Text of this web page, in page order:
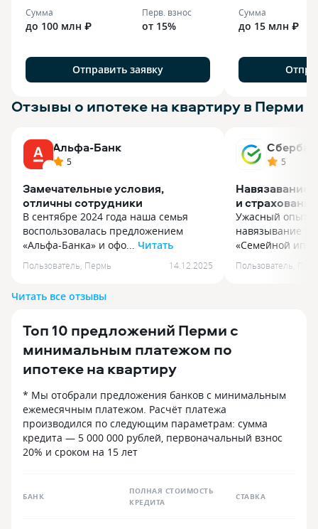
Сумма
до 100 млн ₽
Перв. взнос
от 15%
Отправить заявку
Сумма
до 15 млн ₽
Отзывы о ипотеке на квартиру в Перми
Альфа-Банк
5
Замечательные условия,
отличны сотрудники
В сентябре 2024 года наша семья
воспользовалась предложением
«Альфа-Банка» и офо... Читать
В сентябре 2024 года наша семья
воспользовалась предложением
ипотеку с предложенной ставкой под
на тридцать лет. В мобильном
приложении «Альфа-Банка» удобно
контролировать все операции. Через
год своевременно пришли все
по страхованию жизни и здоровья,
в том числе и Смс-уведомления
на телефон. Многое оформлялось без
посещения самого банка и документы
подписывались в электронном виде.
сервис и компетентных сотрудников.
Пользователь Пермь 14.12.2025
5
Навязавание
и страхование
Ужасный опыт
навязывание
«Семейной
Ужасный опыт
навязывание
Сбербанке. Мой
Плюс» за
ненужные мне
«СберПрайм» и
программы!
Пользователь
Читать все отзывы
Топ 10 предложений Перми с
минимальным платежом по
ипотеке на квартиру
* Мы отобрали предложения банков с минимальным
ежемесячным платежом. Расчёт платежа
производился по следующим параметрам: сумма
кредита — 5 000 000 рублей, первоначальный взнос
20% и сроком на 15 лет
БАНК
ПОЛНАЯ СТОИМОСТЬ
КРЕДИТА
СТАВКА